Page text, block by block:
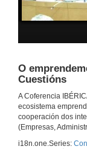
O
Cuestións
A Coferencia
ecosistema
cooperación dos
(Empresas,
i18n.one.Series: